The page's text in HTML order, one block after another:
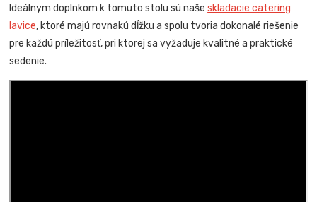
Ideálnym doplnkom k tomuto stolu sú našeskladacie catering
lavice, ktoré majú rovnakú dĺžku a spolu tvoria dokonalé riešenie
pre každú príležitosť, pri ktorej sa vyžaduje kvalitné a praktické
sedenie.